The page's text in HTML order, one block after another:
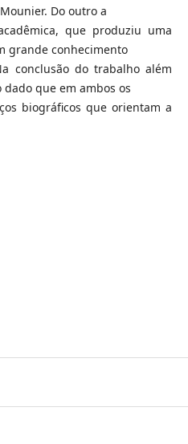
Do outro a
que produziu uma
grande conhecimento
conclusão do trabalho além
que em ambos os
biográficos que orientam a